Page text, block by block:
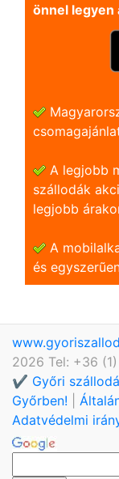
önnel legyen
A legjobb
szállodák
legjobb
A
és
2026 Tel: +36
✔️ Győri
Győrben!
Adatvédelmi